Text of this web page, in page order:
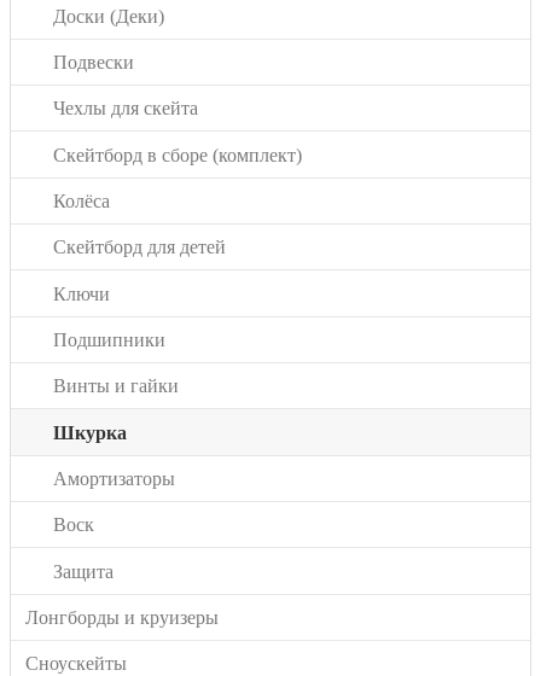
Доски (Деки)
Подвески
Чехлы для скейта
Скейтборд в сборе (комплект)
Колёса
Скейтборд для детей
Ключи
Подшипники
Винты и гайки
Шкурка
Амортизаторы
Воск
Защита
Лонгборды и круизеры
Сноускейты